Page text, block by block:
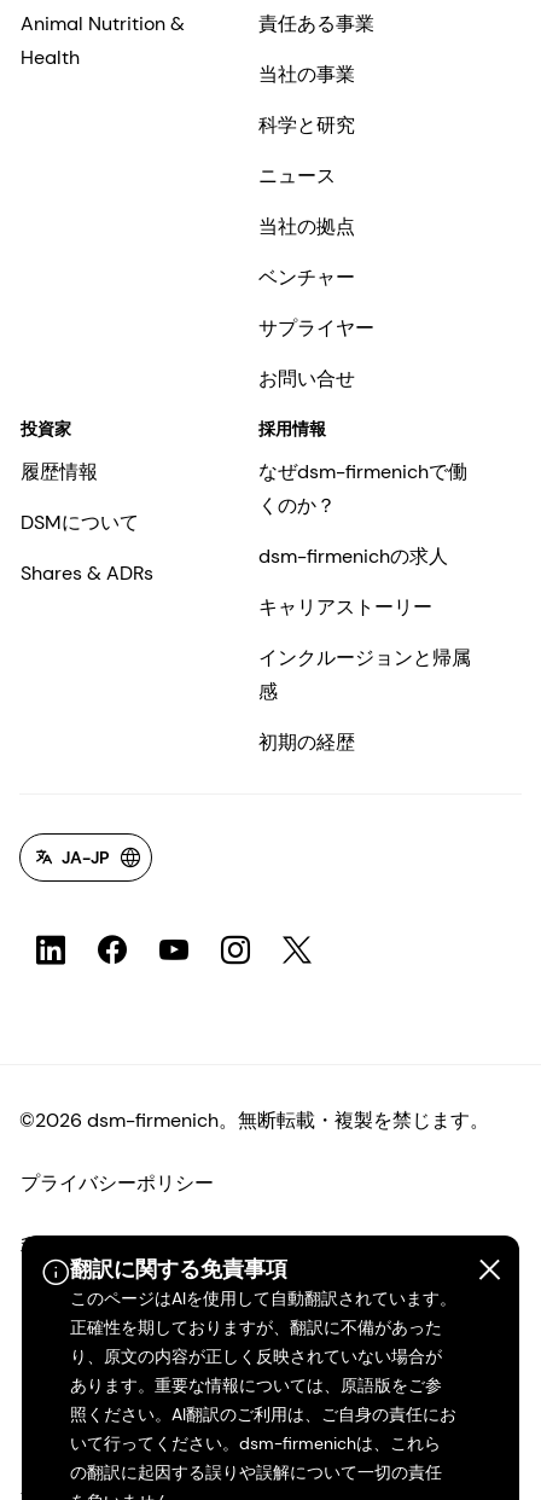
翻訳に関する免責事項
このページはAIを使用して自動翻訳されています。
正確性を期しておりますが、翻訳に不備があった
り、原文の内容が正しく反映されていない場合が
あります。重要な情報については、原語版をご参
照ください。AI翻訳のご利用は、ご自身の責任にお
いて行ってください。dsm-firmenichは、これら
の翻訳に起因する誤りや誤解について一切の責任
Animal Nutrition &
Health
責任ある事業
当社の事業
科学と研究
ニュース
当社の拠点
ベンチャー
サプライヤー
お問い合せ
投資家
履歴情報
DSMについて
Shares & ADRs
採用情報
なぜdsm-firmenichで働
くのか？
dsm-firmenichの求人
キャリアストーリー
インクルージョンと帰属
感
初期の経歴
JA-JP
©2026 dsm-firmenich。無断転載・複製を禁じます。
プライバシーポリシー
利用規約
ご利用条件
カリフォルニアの透明性
アクセシビリティ・ステートメント